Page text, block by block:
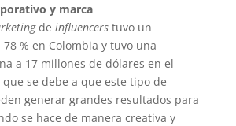
y marca
de influencerstuvo un
% en Colombia y tuvo una
a 17 millones de dólares en el
se debe a que este tipo de
generar grandes resultados para
se hace de manera creativa y